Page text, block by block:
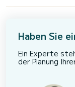
Haben Sie
Ein Experte
der Planung